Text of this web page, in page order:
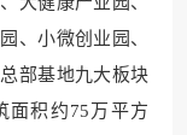
、小微创业园、
部基地九大板块
面积约75万平方